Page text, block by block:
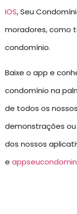
IOS, Seu
moradores, como
condomínio.
Baixe o app e
condomínio na
de todos os
demonstrações
dos nossos
e